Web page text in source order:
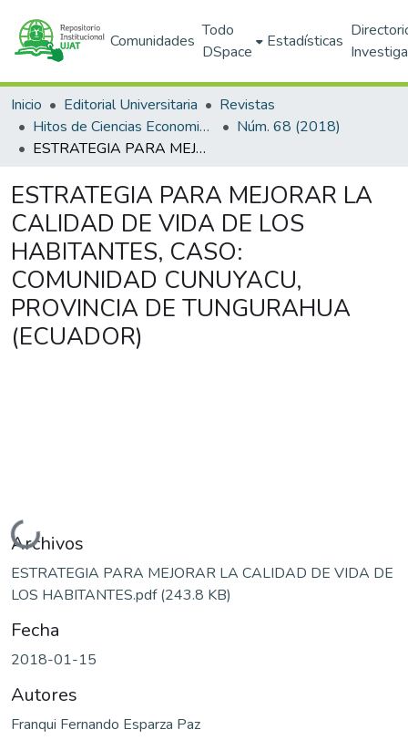
Comunidades
Todo
DSpace
Estadísticas
Inicio Editorial Universitaria
Revistas
Hitos de Ciencias Economico Administrativas
Núm. 68 (2018)
ESTRATEGIA PARA MEJORAR LA CALIDAD DE VIDA DE LOS HABITANTES, CASO: COMUNIDAD CUNUYACU, PROVINCIA DE TUNGURAHUA (ECUADOR)
ESTRATEGIA PARA MEJORAR LA
CALIDAD DE VIDA DE LOS
HABITANTES, CASO:
COMUNIDAD CUNUYACU,
PROVINCIA DE TUNGURAHUA
(ECUADOR)
Cargando...
Archivos
ESTRATEGIA PARA MEJORAR LA CALIDAD DE VIDA DE
LOS HABITANTES.pdf(243.8 KB)
Fecha
2018-01-15
Autores
Franqui Fernando Esparza Paz